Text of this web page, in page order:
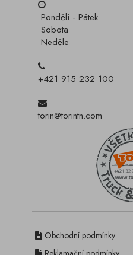
Pondělí - Pátek
Sobota
Neděle
+421 915 232 100
torin@torintn.com
Obchodní podmínky